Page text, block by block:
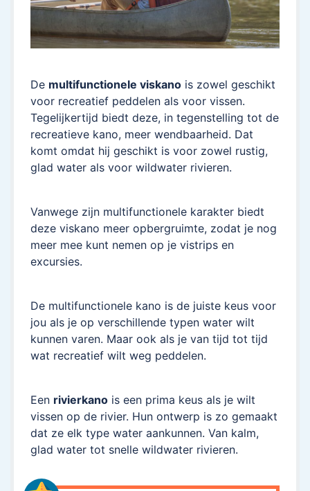
De multifunctionele viskano is zowel geschikt
voor recreatief peddelen als voor vissen.
Tegelijkertijd biedt deze, in tegenstelling tot de
recreatieve kano, meer wendbaarheid. Dat
komt omdat hij geschikt is voor zowel rustig,
glad water als voor wildwater rivieren.
Vanwege zijn multifunctionele karakter biedt
deze viskano meer opbergruimte, zodat je nog
meer mee kunt nemen op je vistrips en
excursies.
De multifunctionele kano is de juiste keus voor
jou als je op verschillende typen water wilt
kunnen varen. Maar ook als je van tijd tot tijd
wat recreatief wilt weg peddelen.
Een rivierkano is een prima keus als je wilt
vissen op de rivier. Hun ontwerp is zo gemaakt
dat ze elk type water aankunnen. Van kalm,
glad water tot snelle wildwater rivieren.